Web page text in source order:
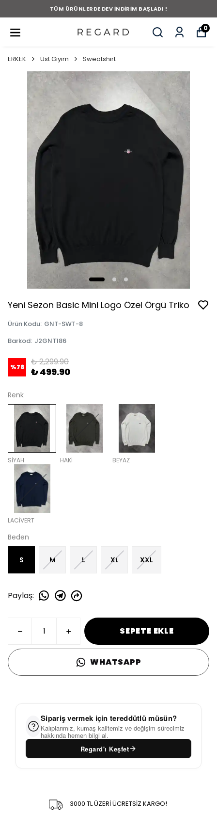
TÜM ÜRÜNLERDE DEV İNDİRİM BAŞLADI !
0
ERKEK Üst Giyim Sweatshirt
Yeni Sezon Basic Mini Logo Özel Örgü Triko
Ürün Kodu: GNT-SWT-8
Barkod: J2GNT186
%78 ₺ 2,299.90
₺ 499.90
Renk
SİYAH HAKİ BEYAZ
LACİVERT
Beden
S M L XL XXL
Paylaş:
SEPETE EKLE
WHATSAPP
Sipariş vermek için tereddütlü müsün?
Kalıplarımız, kumaş kalitemiz ve değişim sürecimiz
hakkında hemen bilgi al.
Regard'ı Keşfet
3000 TL ÜZERİ ÜCRETSİZ KARGO!